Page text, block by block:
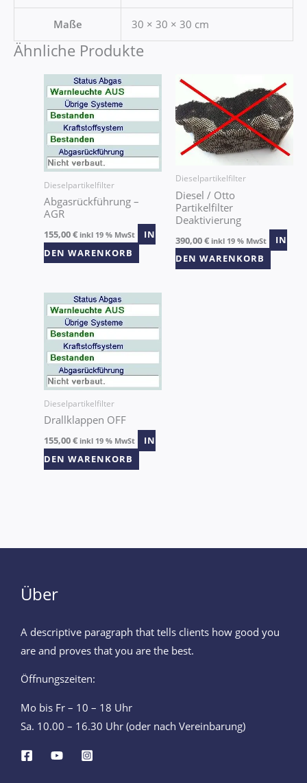
Maße 30 × 30 × 30 cm
Ähnliche Produkte
Dieselpartikelfilter
Abgasrückführung –
AGR
155,00€ inkl 19 % MwSt
IN
DEN WARENKORB
Dieselpartikelfilter
Diesel / Otto
Partikelfilter
Deaktivierung
390,00€ inkl 19 % MwSt
IN
DEN WARENKORB
Dieselpartikelfilter
Drallklappen OFF
155,00€ inkl 19 % MwSt
IN
DEN WARENKORB
Über
A descriptive paragraph that tells clients how good you
are and proves that you are the best.
Öffnungszeiten:
Mo bis Fr – 10 – 18 Uhr
Sa. 10.00 – 16.30 Uhr (oder nach Vereinbarung)